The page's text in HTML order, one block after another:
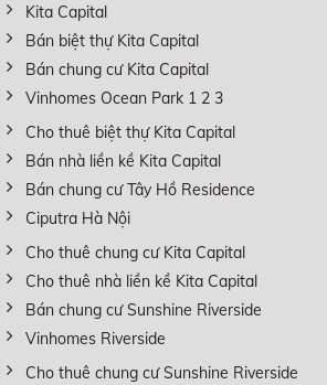
Kita Capital
Bán biệt thự Kita Capital
Bán chung cư Kita Capital
Vinhomes Ocean Park 1 2 3
Cho thuê biệt thự Kita Capital
Bán nhà liền kề Kita Capital
Bán chung cư Tây Hồ Residence
Ciputra Hà Nội
Cho thuê chung cư Kita Capital
Cho thuê nhà liền kề Kita Capital
Bán chung cư Sunshine Riverside
Vinhomes Riverside
Cho thuê chung cư Sunshine Riverside